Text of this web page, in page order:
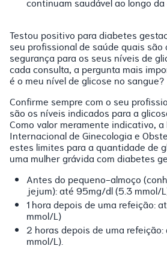
continuam saudável ao longo
Testou positivo para diabetes
seu profissional de saúde quais são
segurança para os seus níveis de
cada consulta, a pergunta mais
é o meu nível de glicose no sangue?
Confirme sempre com o seu
são os níveis indicados para a
Como valor meramente indicativo, a
Internacional de Ginecologia e
estes limites para a quantidade de
uma mulher grávida com diabetes
Antes do pequeno-almoço
jejum): até 95mg/dl (5.3 mmol/
1 hora depois de uma refeição:
mmol/L)
2 horas depois de uma
mmol/L).